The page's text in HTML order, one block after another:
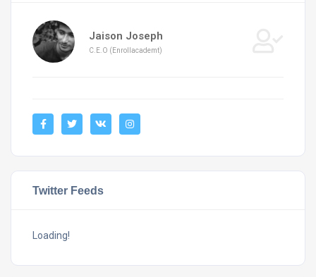
Jaison Joseph
C.E.O (Enrollacademt)
Twitter Feeds
Loading!